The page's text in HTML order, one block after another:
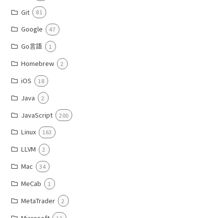
Git 81
Google 47
Go言語 1
Homebrew 2
iOS 18
Java 2
JavaScript 200
Linux 163
LLVM 2
Mac 34
MeCab 1
MetaTrader 2